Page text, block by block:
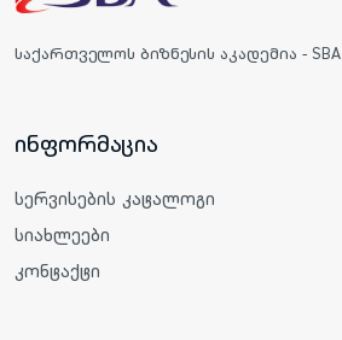
საქართველოს ბიზნესის აკადემია - SBA
ინფორმაცია
სერვისების კატალოგი
სიახლეები
კონტაქტი